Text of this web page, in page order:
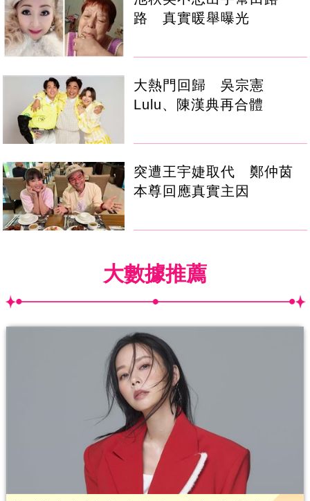
路 真實暖舉曝光
大熱門回歸 吳宗憲
Lulu、陳漢典再合體
突遭王宇婕取代 鄭仲茵
本尊回應真實主因
大數據推薦